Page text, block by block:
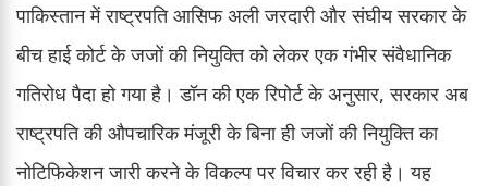
पाकिस्तान में राष्ट्रपति आसिफ अली जरदारी और संघीय सरकार के
बीच हाई कोर्ट के जजों की नियुक्ति को लेकर एक गंभीर संवैधानिक
गतिरोध पैदा हो गया है। डॉन की एक रिपोर्ट के अनुसार, सरकार अब
राष्ट्रपति की औपचारिक मंजूरी के बिना ही जजों की नियुक्ति का
नोटिफिकेशन जारी करने के विकल्प पर विचार कर रही है। यह